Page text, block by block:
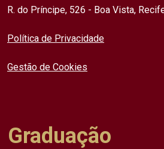
R. do Príncipe, 526 - Boa Vista,
Política de Privacidade
Gestão de Cookies
Graduação